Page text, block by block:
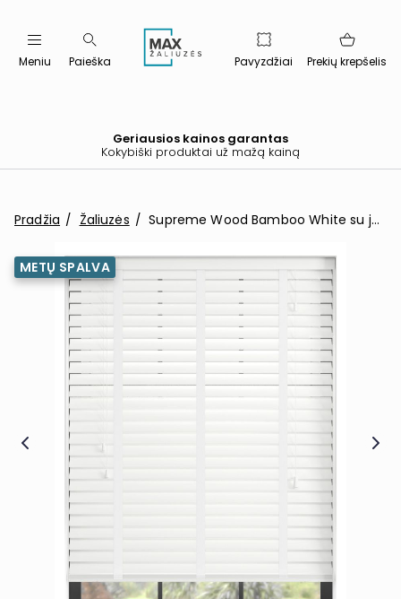
Meniu Paieška Pavyzdžiai Prekių krepšelis
Geriausios kainos garantas
Kokybiški produktai už mažą kainą
Pradžia Žaliuzės Supreme Wood Bamboo White su juost. kopetėlėmis
METŲ SPALVA